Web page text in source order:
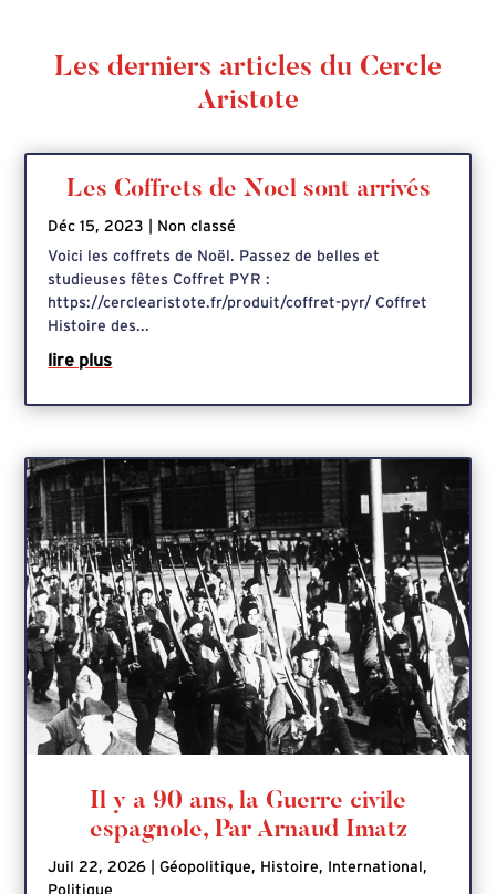
Les derniers articles du Cercle
Aristote
Les Coffrets de Noel sont arrivés
Déc 15, 2023
Non classé
Voici les coffrets de Noël. Passez de belles et
studieuses fêtes Coffret PYR :
https://cerclearistote.fr/produit/coffret-pyr/ Coffret
Histoire des...
lire plus
Il y a 90 ans, la Guerre civile
espagnole, Par Arnaud Imatz
Juil 22, 2026 |Géopolitique, Histoire, International,
Politique